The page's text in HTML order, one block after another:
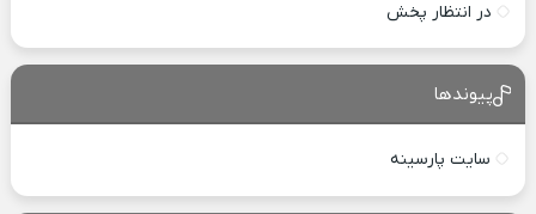
در انتظار پخش
پیوندها
سایت پارسینه